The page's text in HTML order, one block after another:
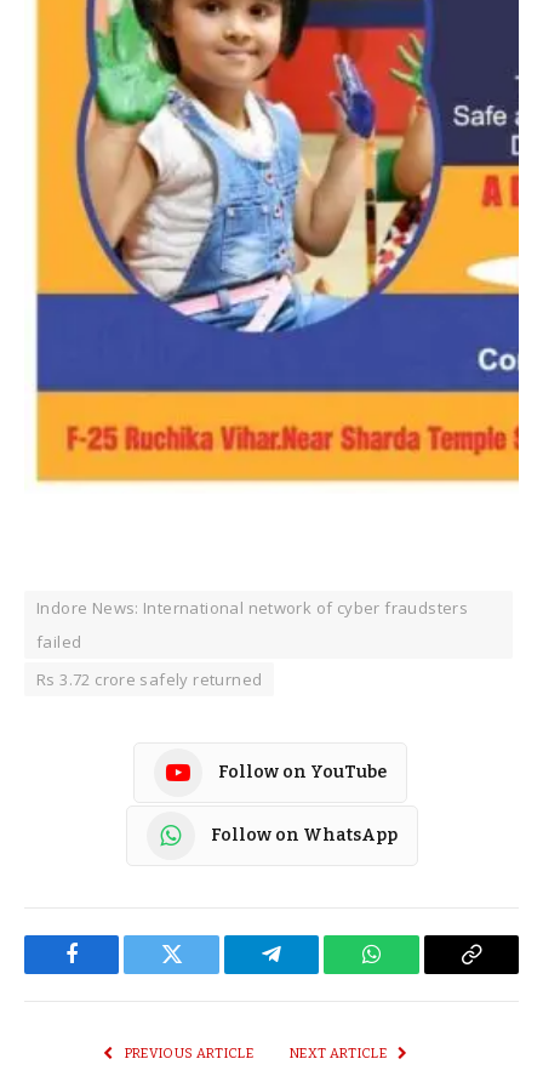
Indore News: International network of cyber fraudsters
failed
Rs 3.72 crore safely returned
Follow on YouTube
Follow on WhatsApp
Facebook Twitter Telegram WhatsApp Copy
PREVIOUS ARTICLE NEXT ARTICLE